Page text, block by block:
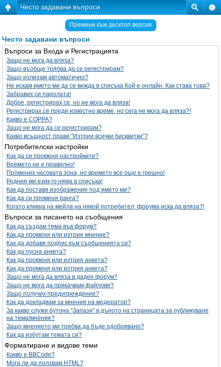
Често задавани въпроси
Премини към десктоп версия
Често задавани въпроси
Въпроси за Входа и Регистрацията
Защо не мога да вляза?
Защо въобще трябва да се регистрирам?
Защо излизам автоматично?
Не искам името ми да се вижда в списъка Кой е онлайн. Как става това?
Забравих си паролата!
Добре, регистрирах се, но не мога да вляза!
Регистрирах се преди известно време, но сега не мога да вляза?!
Какво е COPPA?
Защо не мога да се регистрирам?
Какво всъщност прави "Изтрии всички бисквитки"?
Потребителски настройки
Как да си променя настройките?
Времето не е правилно!
Промених часовата зона, но времето все още е грешно!
Родния ми език го няма в списъка!
Как да поставя изображение под името ми?
Как да си променя ранга?
Когато кликна на мейла на някой потребител, форума иска да вляза?!
Въпроси за писането на съобщения
Как да създам тема във форум?
Как да променя или изтрия мнение?
Как да добавя подпис към съобщенията си?
Как да пусна анкета?
Как да променя или изтрия анкета?
Как да променя или изтрия анкета?
Защо не мога да вляза в даден форум?
Защо не мога да прикачвам файлове?
Защо получих предупреждение?
Как да докладвам за мнения на модератор?
За какво служи бутона “Запази” в дъното на страницата за публикуване
на тема/мнение?
Защо мнението ми трябва да бъде одобрявано?
Как да избутам темата си?
Форматиране и видове теми
Какво е BBCode?
Мога ли да ползвам HTML?